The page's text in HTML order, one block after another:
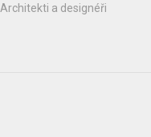
Architekti a designéři